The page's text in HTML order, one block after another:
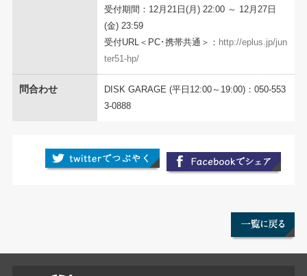
受付期間：12月21日(月) 22:00 ～ 12月27日
(金) 23:59
受付URL＜PC･携帯共通＞： http://eplus.jp/jun
ter51-hp/
問合わせ
DISK GARAGE (平日12:00～19:00)：050-553
3-0888